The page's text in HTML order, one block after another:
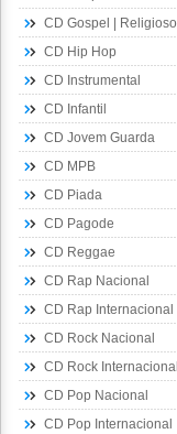
CD Gospel | Religioso
CD Hip Hop
CD Instrumental
CD Infantil
CD Jovem Guarda
CD MPB
CD Piada
CD Pagode
CD Reggae
CD Rap Nacional
CD Rap Internacional
CD Rock Nacional
CD Rock Internacional
CD Pop Nacional
CD Pop Internacional